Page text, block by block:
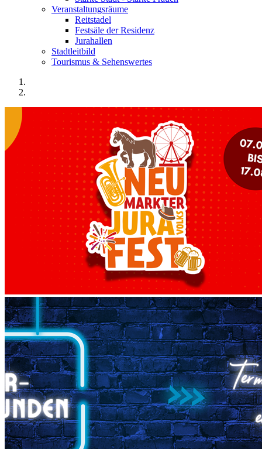
Veranstaltungsräume
Reitstadel
Festsäle der Residenz
Jurahallen
Stadtleitbild
Tourismus & Sehenswertes